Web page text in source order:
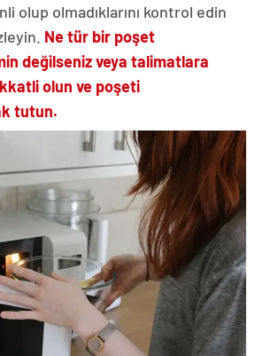
olup olmadıklarını kontrol edin
Ne tür bir poşet
değilseniz veya talimatlara
olun ve poşeti
tutun.